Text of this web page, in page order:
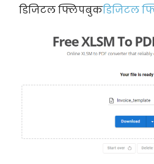
डिजिटल फ्लिपबुकडिजिटल